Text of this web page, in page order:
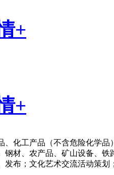
+
+
、化工产品（不含危险化学
钢材、农产品、矿山设备、
发布；文化艺术交流活动策划